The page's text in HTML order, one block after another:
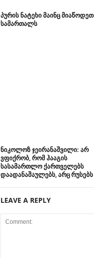
პურის ნატეხი მაინც მიაწოდეთ
სამართალს
ნიკოლოზ ჯეირანაშვილი: არ
ვფიქრობ, რომ ჰააგის
სასამართლო ქართველებს
დაადანაშაულებს, არც რუსებს
LEAVE A REPLY